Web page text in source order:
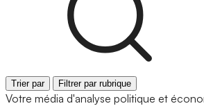
Trier par Filtrer par rubrique
Votre média d'analyse politique et